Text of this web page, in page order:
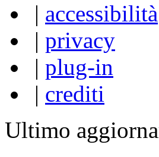
| accessibilità
| privacy
| plug-in
| crediti
Ultimo